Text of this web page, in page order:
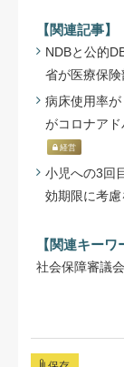
【関連記事】
NDBと公的
省が医療保
病床使用率
がコロナア
経営
小児への3回
効期限に考
【関連キーワ
社会保障審議会